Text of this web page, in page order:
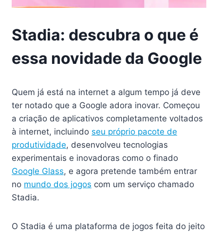
Stadia: descubra o que é
essa novidade da Google
Quem já está na internet a algum tempo já deve
ter notado que a Google adora inovar. Começou
a criação de aplicativos completamente voltados
à internet, incluindo seu próprio pacote de
produtividade, desenvolveu tecnologias
experimentais e inovadoras como o finado
Google Glass, e agora pretende também entrar
no mundo dos jogos com um serviço chamado
Stadia.
O Stadia é uma plataforma de jogos feita do jeito